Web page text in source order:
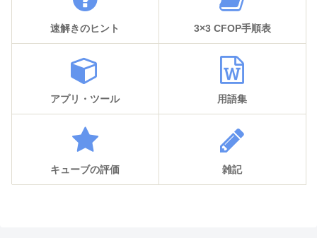
速解きのヒント 3×3 CFOP手順表
アプリ・ツール 用語集
キューブの評価 雑記